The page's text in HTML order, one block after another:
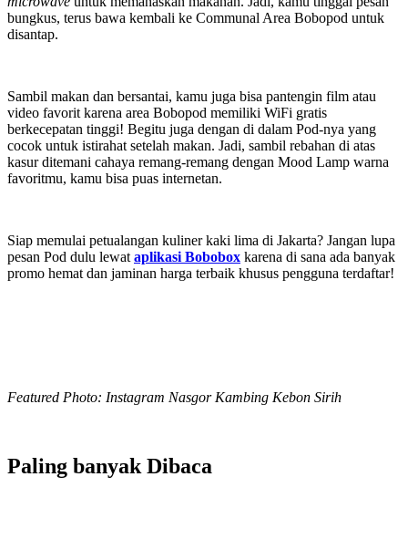
bungkus, terus bawa kembali ke Communal Area Bobopod untuk
disantap.
Sambil makan dan bersantai, kamu juga bisa pantengin film atau
video favorit karena area Bobopod memiliki WiFi gratis
berkecepatan tinggi! Begitu juga dengan di dalam Pod-nya yang
cocok untuk istirahat setelah makan. Jadi, sambil rebahan di atas
kasur ditemani cahaya remang-remang dengan Mood Lamp warna
favoritmu, kamu bisa puas internetan.
Siap memulai petualangan kuliner kaki lima di Jakarta? Jangan lupa
pesan Pod dulu lewat aplikasi Bobobox karena di sana ada banyak
promo hemat dan jaminan harga terbaik khusus pengguna terdaftar!
Featured Photo: Instagram Nasgor Kambing Kebon Sirih
Paling banyakDibaca